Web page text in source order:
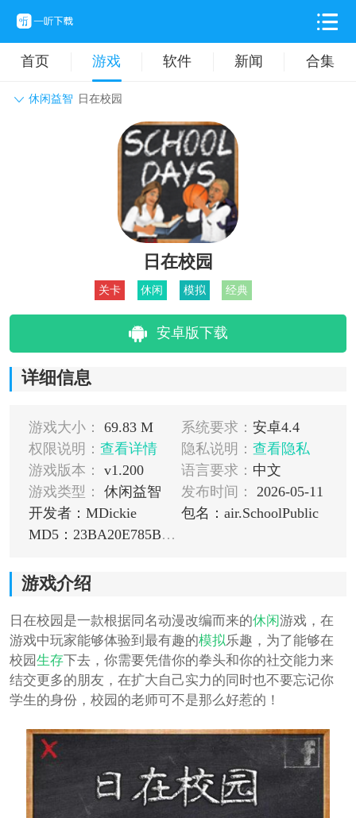
首页 游戏 软件 新闻 合集
休闲益智 日在校园
动作格斗 休闲益智
卡牌对战 音乐舞蹈
挂机养成
日在校园
关卡 休闲 模拟 经典
安卓版下载
详细信息
游戏大小： 69.83 M 系统要求： 安卓4.4
权限说明： 查看详情 隐私说明： 查看隐私
游戏版本：
v1.200 语言要求： 中文
游戏类型：
休闲益智 发布时间：
2026-05-11
开发者：MDickie
包名：air.SchoolPublic
MD5：23BA20E785B59B0D7B1198421AFC41E2
游戏介绍
日在校园是一款根据同名动漫改编而来的休闲游戏，在
游戏中玩家能够体验到最有趣的模拟乐趣，为了能够在
校园生存下去，你需要凭借你的拳头和你的社交能力来
结交更多的朋友，在扩大自己实力的同时也不要忘记你
学生的身份，校园的老师可不是那么好惹的！